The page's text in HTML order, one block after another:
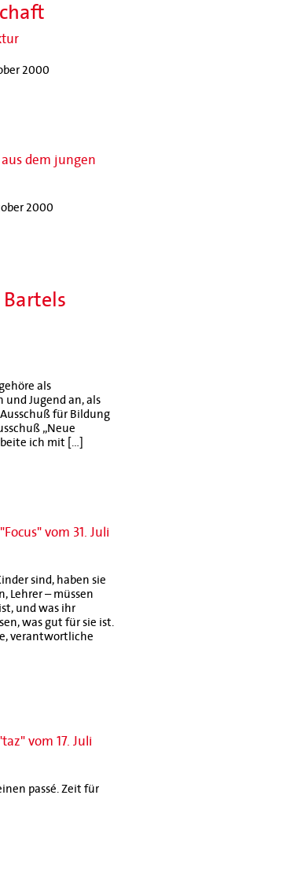
2000
dem jungen
2000
als
Jugend an, als
für Bildung
„Neue
ich mit […]
vom 31. Juli
sind, haben sie
Lehrer – müssen
und was ihr
was gut für sie ist.
verantwortliche
vom 17. Juli
passé. Zeit für